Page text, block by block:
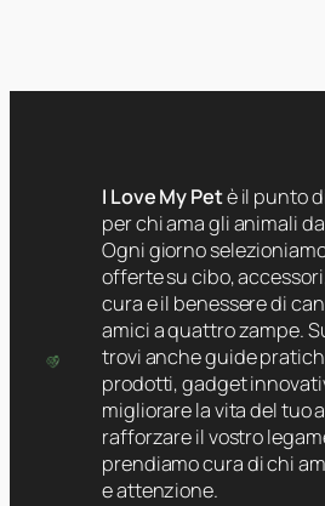
I Love My Petè il punto
per chi ama gli animali
Ogni giorno
offerte su cibo,
cura e il benessere di
amici a quattro zampe.
trovi anche guide
prodotti, gadget
migliorare la vita del tuo
rafforzare il vostro
prendiamo cura di chi
e attenzione.